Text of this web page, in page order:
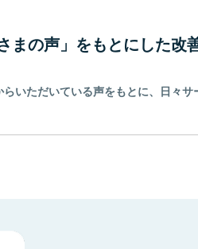
まの声」をもとにした改
らいただいている声をもとに、日々